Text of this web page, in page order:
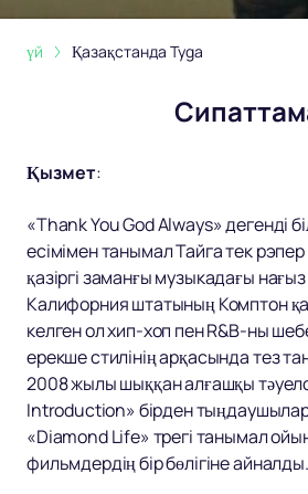
үй Қазақстанда Tyga
Қызмет:
«Thank You God Always» дегенді
есімімен танымал Тайга тек
қазіргі заманғы музыкадағы
Калифорния штатының Комптон
келген ол хип-хоп пен R&B-ны
ерекше стилінің арқасында тез
2008 жылы шыққан алғашқы
Introduction» бірден
«Diamond Life» трегі танымал
фильмдердің бір бөлігіне айналды.